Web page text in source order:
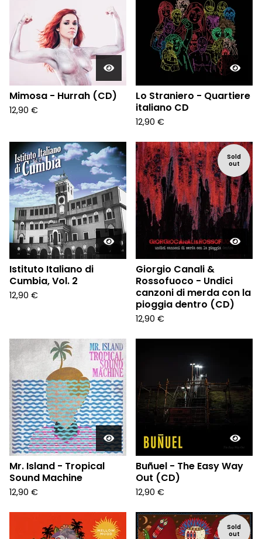
Mimosa - Hurrah (CD)
12,90 €
Lo Straniero - Quartiere
italiano CD
12,90 €
Istituto Italiano di
Cumbia, Vol. 2
12,90 €
Sold
out
Giorgio Canali &
Rossofuoco - Undici
canzoni di merda con la
pioggia dentro (CD)
12,90 €
Mr. Island - Tropical
Sound Machine
12,90 €
Buñuel - The Easy Way
Out (CD)
12,90 €
Sold
out